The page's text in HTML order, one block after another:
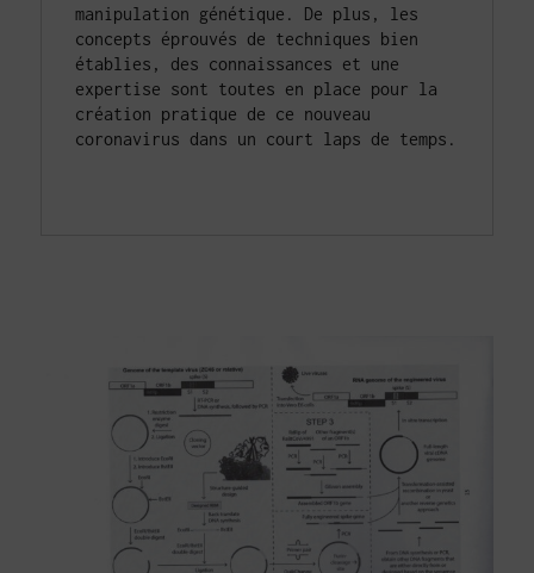
manipulation génétique. De plus, les
concepts éprouvés de techniques bien
établies, des connaissances et une
expertise sont toutes en place pour la
création pratique de ce nouveau
coronavirus dans un court laps de temps.